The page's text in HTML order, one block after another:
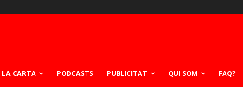
LA CARTA PODCASTS PUBLICITAT QUI SOM FAQ?